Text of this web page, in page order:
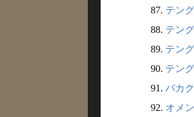
87. テン
88. テン
89. テン
90. テン
91. バカ
92. オメ